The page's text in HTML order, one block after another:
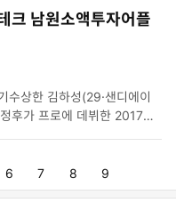
크 남원소액투자어플
수상한 김하성(29·샌디에이
후가 프로에 데뷔한 2017년
6 7 8 9